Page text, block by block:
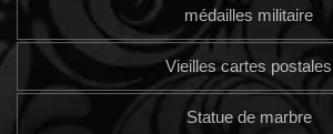
médailles militaire
Vieilles cartes postales
Statue de marbre